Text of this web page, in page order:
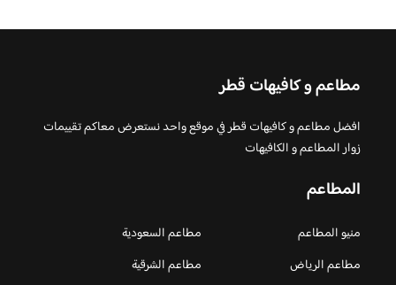
مطاعم و كافيهات قطر
افضل مطاعم و كافيهات قطر في موقع واحد نستعرض معاكم تقييمات
زوار المطاعم و الكافيهات
المطاعم
منيو المطاعم
مطاعم السعودية
مطاعم الرياض
مطاعم الشرقية